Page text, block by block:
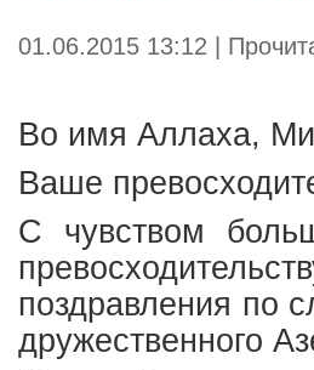
01.06.2015 13:12 |
Во имя Аллаха,
Ваше
С чувством
поздравления по
дружественного